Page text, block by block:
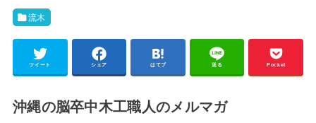
流木
ツイート シェア はてブ 送る Pocket
沖縄の脳卒中木工職人のメルマガ